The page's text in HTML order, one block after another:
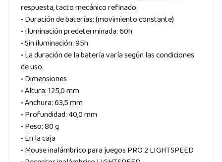
respuesta, tacto mecánico refinado.
• Duración de baterías: (movimiento constante)
• Iluminación predeterminada: 60h
• Sin iluminación: 95h
• La duración de la batería varía según las condiciones
de uso.
• Dimensiones
• Altura: 125,0 mm
• Anchura: 63,5 mm
• Profundidad: 40,0 mm
• Peso: 80 g
• En la caja
• Mouse inalámbrico para juegos PRO 2 LIGHTSPEED